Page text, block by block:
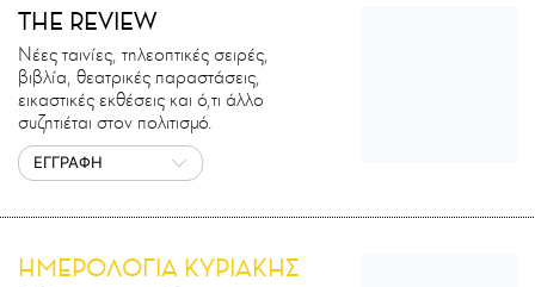
THE REVIEW
Νέες ταινίες, τηλεοπτικές σειρές,
βιβλία, θεατρικές παραστάσεις,
εικαστικές εκθέσεις και ό,τι άλλο
συζητιέται στον πολιτισμό.
ΕΓΓΡΑΦΗ
ΗΜΕΡΟΛΟΓΙΑ ΚΥΡΙΑΚΗΣ